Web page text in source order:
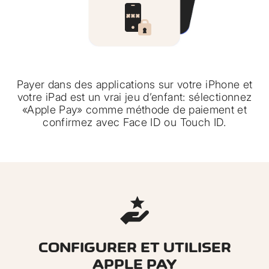
Payer dans des applications sur votre iPhone et
votre iPad est un vrai jeu d’enfant: sélectionnez
«Apple Pay» comme méthode de paiement et
confirmez avec Face ID ou Touch ID.
CONFIGURER ET UTILISER
APPLE PAY